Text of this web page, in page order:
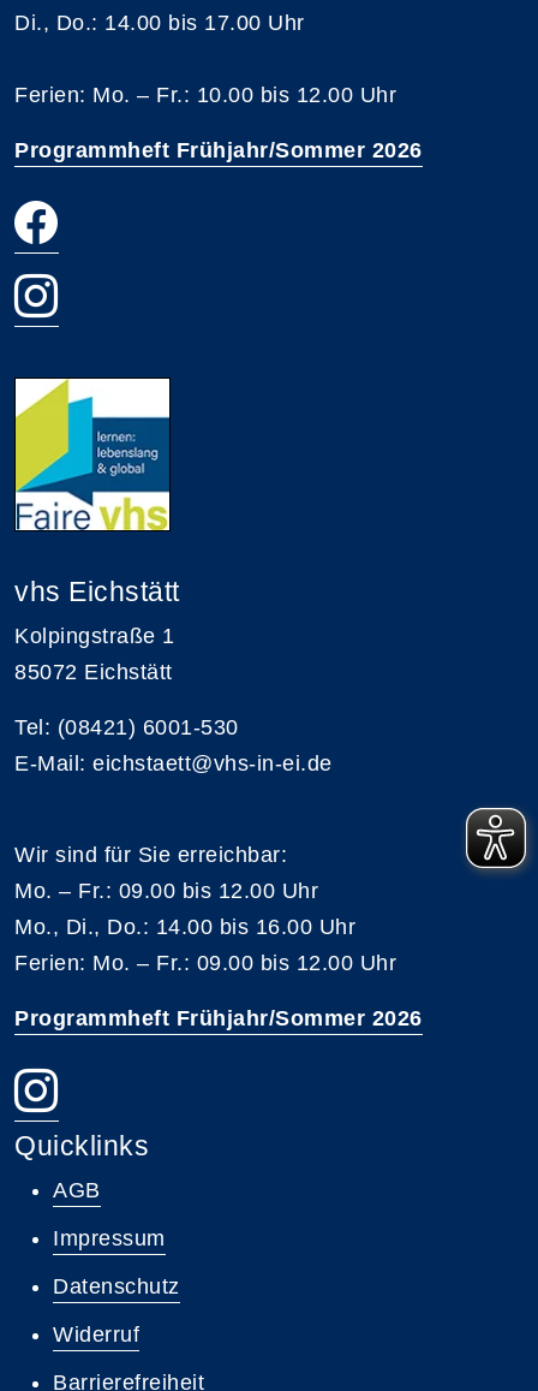
Di., Do.: 14.00 bis 17.00 Uhr
Ferien: Mo. – Fr.: 10.00 bis 12.00 Uhr
Programmheft Frühjahr/Sommer 2026
vhs Eichstätt
Kolpingstraße 1
85072 Eichstätt
Tel: (08421) 6001-530
E-Mail: eichstaett@vhs-in-ei.de
Wir sind für Sie erreichbar:
Mo. – Fr.: 09.00 bis 12.00 Uhr
Mo., Di., Do.: 14.00 bis 16.00 Uhr
Ferien: Mo. – Fr.: 09.00 bis 12.00 Uhr
Programmheft Frühjahr/Sommer 2026
Quicklinks
AGB
Impressum
Datenschutz
Widerruf
Barrierefreiheit